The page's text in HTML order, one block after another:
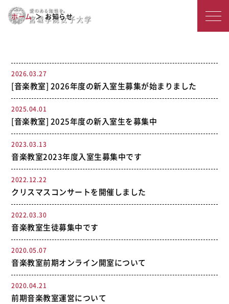
女
子
大
学
お知らせ
ホーム お知らせ
2026.03.27
[音楽教室] 2026年度の新入室生募集が始まりました
2025.04.01
[音楽教室] 2025年度の新入室生を募集中
2023.03.13
音楽教室2023年度入室生募集中です
2022.12.22
クリスマスコンサートを開催しました
2022.03.30
音楽教室生徒募集中です
2020.05.07
音楽教室前期オンライン開室について
2020.04.21
前期音楽教室運営について